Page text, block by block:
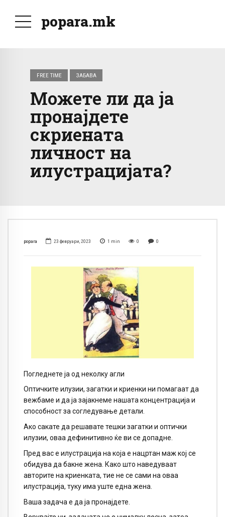
popara.mk
FREE TIME ЗАБАВА
Можете ли да ја
пронајдете
скриената
личност на
илустрацијата?
popara 23 февруари, 2023 1 min 0 0
Погледнете ја од неколку агли
Оптичките илузии, загатки и криенки ни помагаат да
вежбаме и да ја зајакнеме нашата концентрација и
способност за согледување детали.
Ако сакате да решавате тешки загатки и оптички
илузии, оваа дефинитивно ќе ви се допадне.
Пред вас е илустрација на која е нацртан маж кој се
обидува да бакне жена. Како што наведуваат
авторите на криенката, тие не се сами на оваа
илустрација, туку има уште една жена.
Ваша задача е да ја пронајдете.